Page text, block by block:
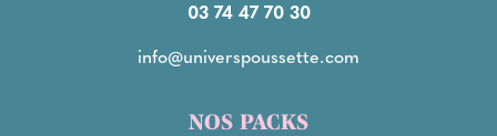
03 74 47 70 30
info@universpoussette.com
NOS PACKS